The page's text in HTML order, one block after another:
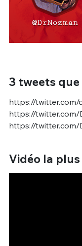
3 tweets que
https://
https://
https://twitter.com/
Vidéo la